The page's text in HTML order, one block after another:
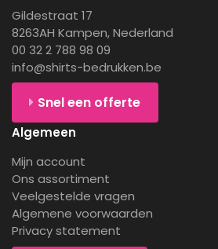
Gildestraat 17
8263AH Kampen, Nederland
00 32 2 788 98 09
info@shirts-bedrukken.be
Snel een offerte
Algemeen
Mijn account
Ons assortiment
Veelgestelde vragen
Algemene voorwaarden
Privacy statement